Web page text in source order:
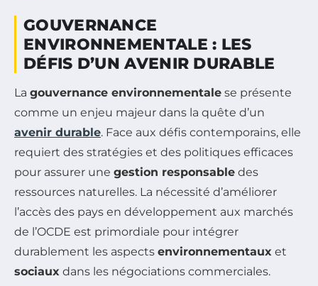
GOUVERNANCE
ENVIRONNEMENTALE : LES
DÉFIS D’UN AVENIR DURABLE
La gouvernance environnementale se présente
comme un enjeu majeur dans la quête d’un
avenir durable. Face aux défis contemporains, elle
requiert des stratégies et des politiques efficaces
pour assurer une gestion responsable des
ressources naturelles. La nécessité d’améliorer
l’accès des pays en développement aux marchés
de l’OCDE est primordiale pour intégrer
durablement les aspects environnementaux et
sociaux dans les négociations commerciales.